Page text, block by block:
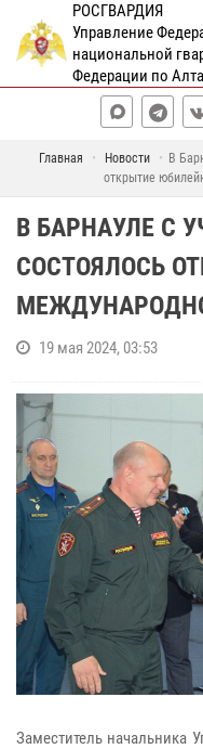
РОСГВАРДИЯ
Управление
национальной
Федерации по
Главная Новости
В
открытие
В БАРНАУЛЕ С
СОСТОЯЛОСЬ
19 мая 2024, 03:53
Заместитель начальника